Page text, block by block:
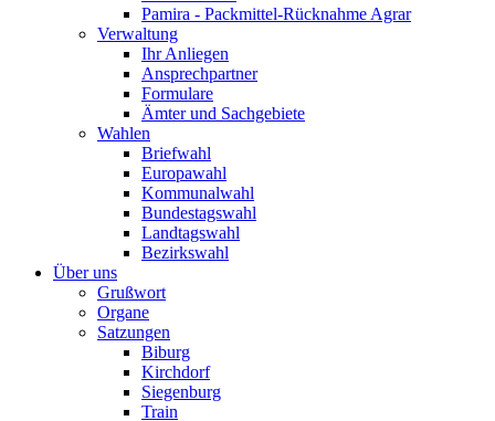
Pamira - Packmittel-Rücknahme Agrar
Verwaltung
Ihr Anliegen
Ansprechpartner
Formulare
Ämter und Sachgebiete
Wahlen
Briefwahl
Europawahl
Kommunalwahl
Bundestagswahl
Landtagswahl
Bezirkswahl
Über uns
Grußwort
Organe
Satzungen
Biburg
Kirchdorf
Siegenburg
Train